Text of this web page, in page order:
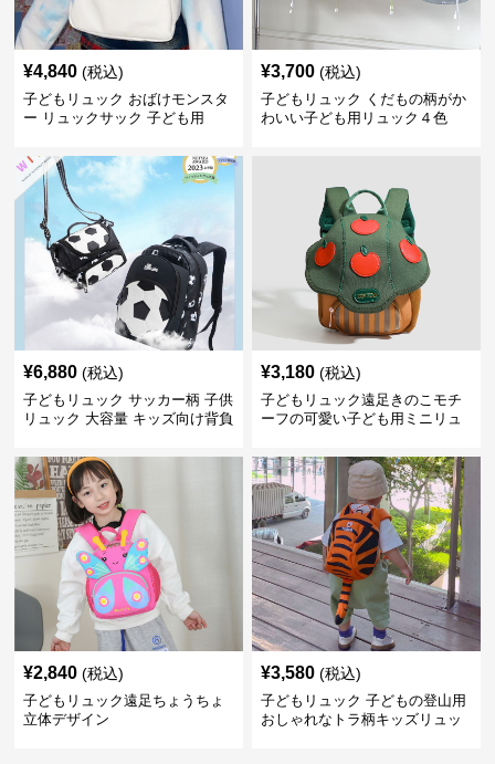
¥4,840 (税込)
子どもリュック おばけモンスタ
ー リュックサック 子ども用
¥3,700 (税込)
子どもリュック くだもの柄がか
わいい子ども用リュック４色
¥6,880 (税込)
子どもリュック サッカー柄 子供
リュック 大容量 キッズ向け背負
¥3,180 (税込)
子どもリュック遠足きのこモチ
ーフの可愛い子ども用ミニリュ
¥2,840 (税込)
子どもリュック遠足ちょうちょ
立体デザイン
¥3,580 (税込)
子どもリュック 子どもの登山用
おしゃれなトラ柄キッズリュッ